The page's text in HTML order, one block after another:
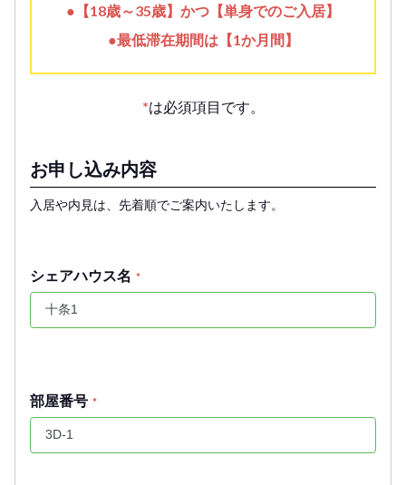
●【18歳～35歳】かつ【単身でのご入居】
●最低滞在期間は【1か月間】
*は必須項目です。
お申し込み内容
入居や内見は、先着順でご案内いたします。
シェアハウス名 *
部屋番号 *